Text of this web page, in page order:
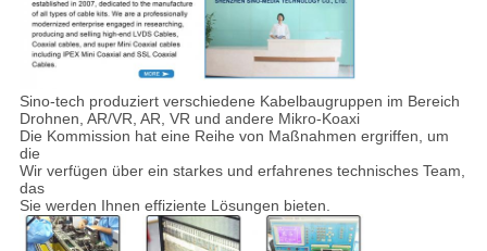
Sino-tech produziert verschiedene Kabelbaugruppen im Bereich
Drohnen, AR/VR, AR, VR und andere Mikro-Koaxi
Die Kommission hat eine Reihe von Maßnahmen ergriffen, um
die
Wir verfügen über ein starkes und erfahrenes technisches Team,
das
Sie werden Ihnen effiziente Lösungen bieten.